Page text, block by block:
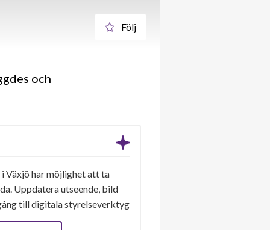
Följ
och
Växjö har möjlighet att ta
Uppdatera utseende, bild
till digitala styrelseverktyg